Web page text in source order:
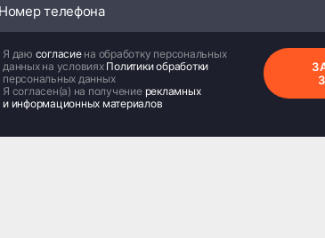
Я даю согласие на обработку персональных
данных на условиях Политики обработки
персональных данных
Я согласен(а) на получение рекламных
и информационных материалов